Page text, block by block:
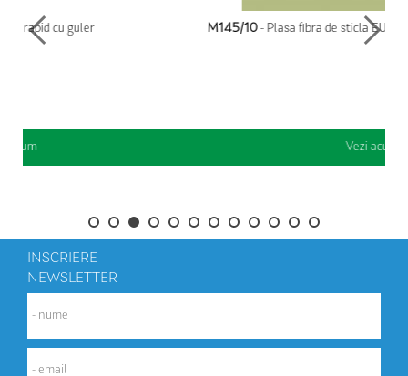
M145/10 - Plasa fibra de sticla EUROGLASS 145gr/mp - 10mp
INSCRIERE
NEWSLETTER